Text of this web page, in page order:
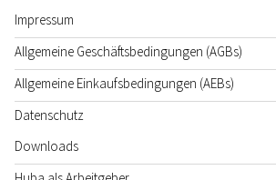
Impressum
Allgemeine Geschäftsbedingungen (AGBs)
Allgemeine Einkaufsbedingungen (AEBs)
Datenschutz
Downloads